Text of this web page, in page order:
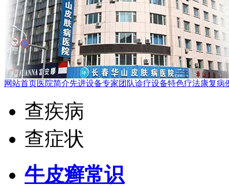
网站首页医院简介先进设备专家团队诊疗设备特色疗法康复病
查疾病
查症状
牛皮癣常识